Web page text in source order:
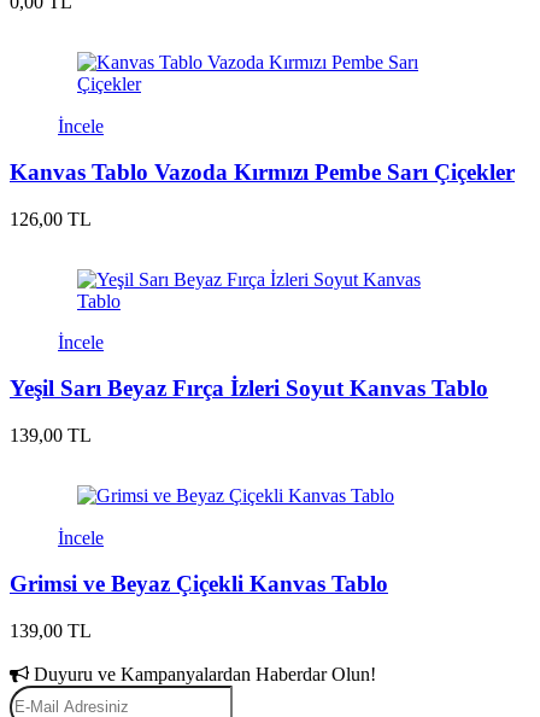
İncele
Kanvas Tablo Vazoda Kırmızı Pembe Sarı Çiçekler
126,00 TL
İncele
Yeşil Sarı Beyaz Fırça İzleri Soyut Kanvas Tablo
139,00 TL
İncele
Grimsi ve Beyaz Çiçekli Kanvas Tablo
139,00 TL
Duyuru ve Kampanyalardan Haberdar Olun!